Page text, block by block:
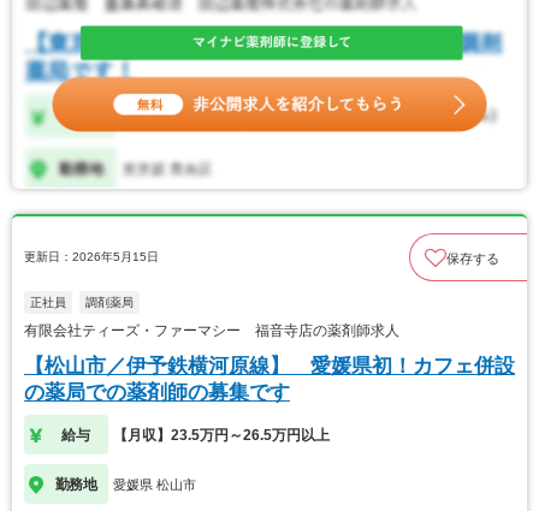
更新日：2026年5月15日 保存する
正社員 調剤薬局
有限会社ティーズ・ファーマシー 福音寺店の薬剤師求人
【松山市／伊予鉄横河原線】 愛媛県初！カフェ併設
の薬局での薬剤師の募集です
給与 【月収】23.5万円～26.5万円以上
勤務地 愛媛県 松山市